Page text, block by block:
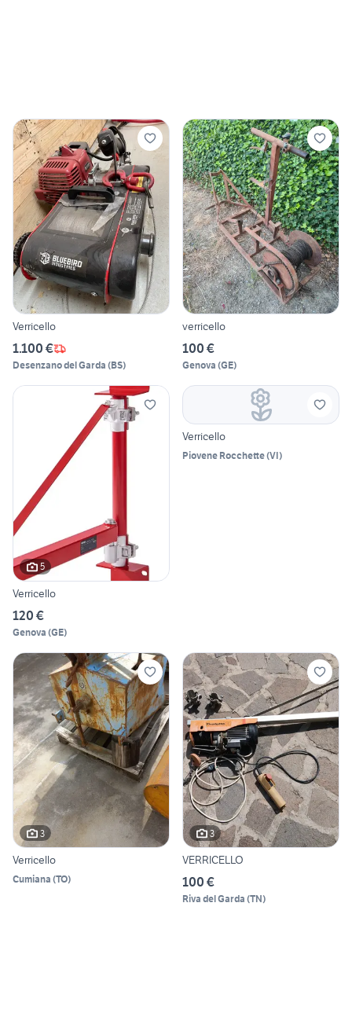
Verricello
1.100 €
Desenzano del Garda (BS)
verricello
100 €
Genova (GE)
5
Verricello
120 €
Genova (GE)
Verricello
Piovene Rocchette(VI)
3
Verricello
Cumiana (TO)
3
VERRICELLO
100 €
Riva del Garda (TN)